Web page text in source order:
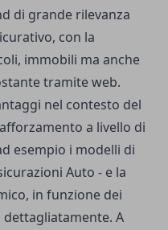
di grande rilevanza
con la
immobili ma anche
tramite web.
nel contesto del
a livello di
esempio i modelli di
Auto - e la
in funzione dei
A